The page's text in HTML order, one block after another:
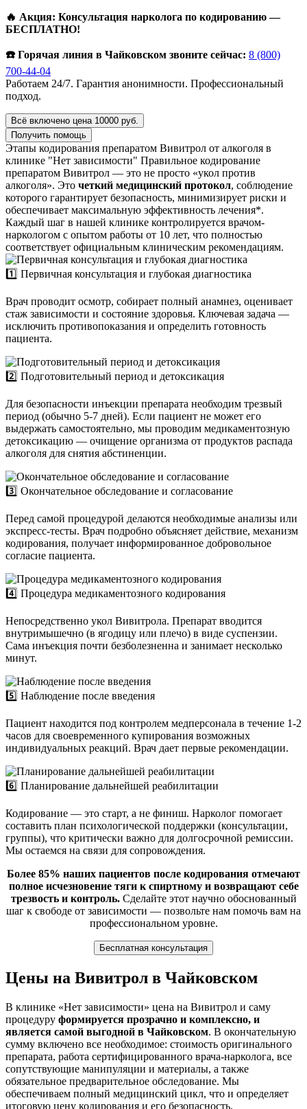
🔥 Акция: Консультация нарколога по кодированию —
БЕСПЛАТНО!
☎️ Горячая линия в Чайковском звоните сейчас: 8 (800)
700-44-04
Работаем 24/7. Гарантия анонимности. Профессиональный
подход.
Всё включено цена 10000 руб.
Получить помощь
Этапы кодирования препаратом Вивитрол от алкоголя в
клинике "Нет зависимости" Правильное кодирование
препаратом Вивитрол — это не просто «укол против
алкоголя». Это четкий медицинский протокол, соблюдение
которого гарантирует безопасность, минимизирует риски и
обеспечивает максимальную эффективность лечения*.
Каждый шаг в нашей клинике контролируется врачом-
наркологом с опытом работы от 10 лет, что полностью
соответствует официальным клиническим рекомендациям.
1️⃣ Первичная консультация и глубокая диагностика
Врач проводит осмотр, собирает полный анамнез, оценивает
стаж зависимости и состояние здоровья. Ключевая задача —
исключить противопоказания и определить готовность
пациента.
2️⃣ Подготовительный период и детоксикация
Для безопасности инъекции препарата необходим трезвый
период (обычно 5-7 дней). Если пациент не может его
выдержать самостоятельно, мы проводим медикаментозную
детоксикацию — очищение организма от продуктов распада
алкоголя для снятия абстиненции.
3️⃣ Окончательное обследование и согласование
Перед самой процедурой делаются необходимые анализы или
экспресс-тесты. Врач подробно объясняет действие, механизм
кодирования, получает информированное добровольное
согласие пациента.
4️⃣ Процедура медикаментозного кодирования
Непосредственно укол Вивитрола. Препарат вводится
внутримышечно (в ягодицу или плечо) в виде суспензии.
Сама инъекция почти безболезненна и занимает несколько
минут.
5️⃣ Наблюдение после введения
Пациент находится под контролем медперсонала в течение 1-2
часов для своевременного купирования возможных
индивидуальных реакций. Врач дает первые рекомендации.
6️⃣ Планирование дальнейшей реабилитации
Кодирование — это старт, а не финиш. Нарколог помогает
составить план психологической поддержки (консультации,
группы), что критически важно для долгосрочной ремиссии.
Мы остаемся на связи для сопровождения.
Более 85% наших пациентов после кодирования отмечают
полное исчезновение тяги к спиртному и возвращают себе
трезвость и контроль.Сделайте этот научно обоснованный
шаг к свободе от зависимости — позвольте нам помочь вам на
профессиональном уровне.
Бесплатная консультация
Цены на Вивитрол в Чайковском
В клинике «Нет зависимости» цена на Вивитрол и саму
процедуру формируется прозрачно и комплексно, и
является самой выгодной в Чайковском. В окончательную
сумму включено все необходимое: стоимость оригинального
препарата, работа сертифицированного врача-нарколога, все
сопутствующие манипуляции и материалы, а также
обязательное предварительное обследование. Мы
обеспечиваем полный медицинский цикл, что и определяет
итоговую цену кодирования и его безопасность.